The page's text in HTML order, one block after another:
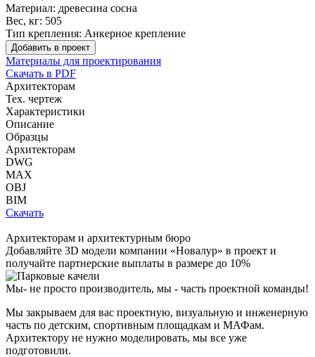
Материал: древесина сосна
Вес, кг: 505
Тип крепления: Анкерное крепление
Добавить в проект
Материалы для проектирования
Скачать в PDF
Архитекторам
Тех. чертеж
Характеристики
Описание
Образцы
Архитекторам
DWG
MAX
OBJ
BIM
Скачать
Архитекторам и архитектурным бюро
Добавляйте 3D модели компании «Новалур» в проект и
получайте партнерские выплаты в размере до 10%
Мы- не просто производитель, мы - часть проектной команды!
Мы закрываем для вас проектную, визуальную и инженерную
часть по детским, спортивным площадкам и МАФам.
Архитектору не нужно моделировать, мы все уже
подготовили.